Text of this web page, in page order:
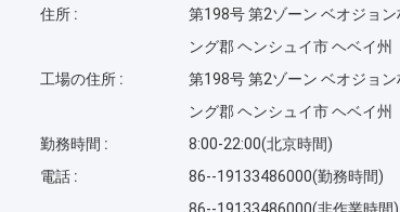
住所 :
第198号 第2ゾーン ベオジョ
ング郡 ヘンシュイ市 ヘベイ州
工場の住所 :
第198号 第2ゾーン ベオジョ
ング郡 ヘンシュイ市 ヘベイ州
勤務時間 :
8:00-22:00(北京時間)
電話 :
86--19133486000(勤務時間)